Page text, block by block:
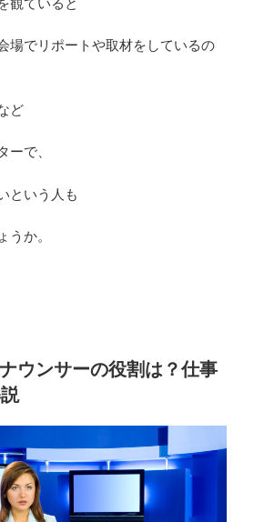
場でリポートや取材をしているの
ど
ーで、
という人も
うか。
ウンサーの役割は？仕事